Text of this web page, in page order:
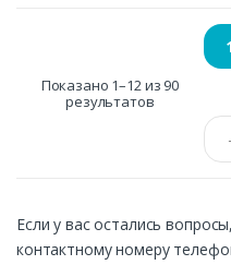
Показано 1–12 из 90
результатов
Если у вас остались
контактному номеру